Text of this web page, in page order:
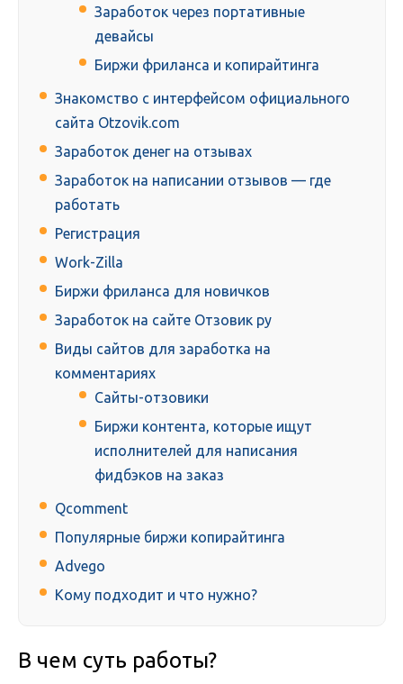
Заработок через портативные
девайсы
Биржи фриланса и копирайтинга
Знакомство с интерфейсом официального
сайта Otzovik.com
Заработок денег на отзывах
Заработок на написании отзывов — где
работать
Регистрация
Work-Zilla
Биржи фриланса для новичков
Заработок на сайте Отзовик ру
Виды сайтов для заработка на
комментариях
Сайты-отзовики
Биржи контента, которые ищут
исполнителей для написания
фидбэков на заказ
Qcomment
Популярные биржи копирайтинга
Advego
Кому подходит и что нужно?
В чем суть работы?